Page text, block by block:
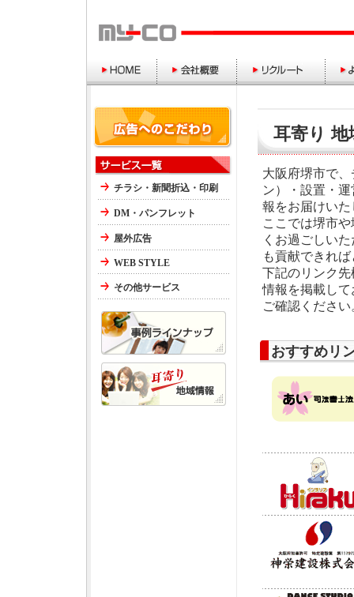
耳寄り 地
大阪府堺市で
ン）・設置・
報をお届けいた
ここでは堺市
くお過ごしい
も貢献できれ
下記のリンク
情報を掲載し
ご確認ください
おすすめリ
チラシ・新聞折込・印刷
DM・パンフレット
屋外広告
WEB STYLE
その他サービス